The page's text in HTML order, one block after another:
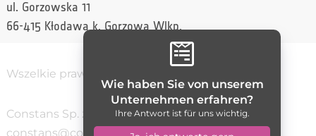

Wie haben Sie von unserem
Unternehmen erfahren?
Ihre Antwort ist für uns wichtig.
ul. Gorzowska 11
66-415 Kłodawa k. Gorzowa Wlkp.
Wszelkie prawa zastrzeżone / Constans
Constans Sp. z o.o.
(95) 728 70 10
constans@constans.pl 5992735261